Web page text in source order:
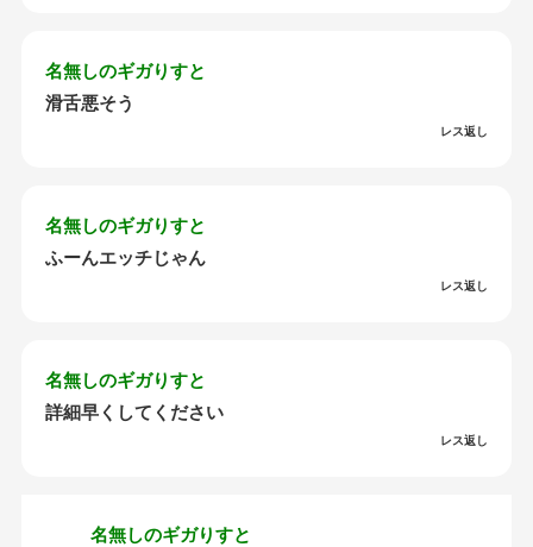
名無しのギガりすと
滑舌悪そう
レス返し
名無しのギガりすと
ふーんエッチじゃん
レス返し
名無しのギガりすと
詳細早くしてください
レス返し
名無しのギガりすと